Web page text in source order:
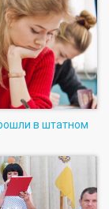
в штатном